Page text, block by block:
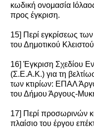
κωδική ονομασία
προς έγκριση.
15] Περί εγκρίσεως
του Δημοτικού
16] Έγκριση Σχεδίου
(Σ.Ε.Α.Κ.) για τη
των κτιρίων: ΕΠΑΛ
του Δήμου Άργους-
17] Περί προσωρινών
πλαίσιο του έργου